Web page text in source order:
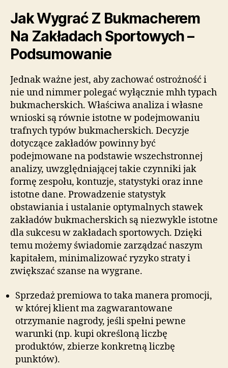
Jak Wygrać Z Bukmacherem
Na Zakładach Sportowych –
Podsumowanie
Jednak ważne jest, aby zachować ostrożność i
nie und nimmer polegać wyłącznie mhh typach
bukmacherskich. Właściwa analiza i własne
wnioski są równie istotne w podejmowaniu
trafnych typów bukmacherskich. Decyzje
dotyczące zakładów powinny być
podejmowane na podstawie wszechstronnej
analizy, uwzględniającej takie czynniki jak
formę zespołu, kontuzje, statystyki oraz inne
istotne dane. Prowadzenie statystyk
obstawiania i ustalanie optymalnych stawek
zakładów bukmacherskich są niezwykle istotne
dla sukcesu w zakładach sportowych. Dzięki
temu możemy świadomie zarządzać naszym
kapitałem, minimalizować ryzyko straty i
zwiększać szanse na wygrane.
Sprzedaż premiowa to taka manera promocji,
w której klient ma zagwarantowane
otrzymanie nagrody, jeśli spełni pewne
warunki (np. kupi określoną liczbę
produktów, zbierze konkretną liczbę
punktów).